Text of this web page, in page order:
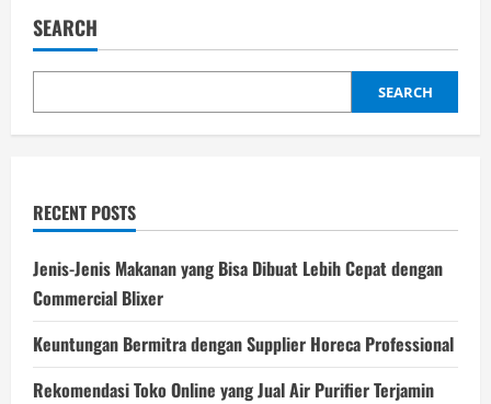
Praktis
Efisien
Kebugaran
SEARCH
SEARCH
RECENT POSTS
Jenis-Jenis Makanan yang Bisa Dibuat Lebih Cepat dengan
Commercial Blixer
Keuntungan Bermitra dengan Supplier Horeca Professional
Rekomendasi Toko Online yang Jual Air Purifier Terjamin